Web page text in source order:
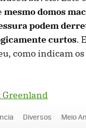
mesmo domos
podem
curtos.
como indicam
Diversos Meio